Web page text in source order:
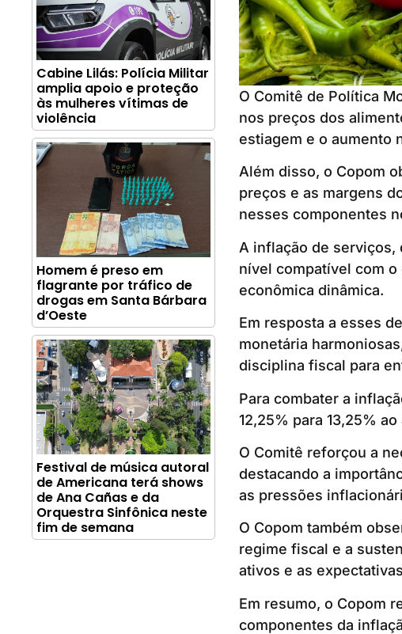
Cabine Lilás: Polícia Militar
amplia apoio e proteção
às mulheres vítimas de
violência
Homem é preso em
flagrante por tráfico de
drogas em Santa Bárbara
d’Oeste
Festival de música autoral
de Americana terá shows
de Ana Cañas e da
Orquestra Sinfônica neste
fim de semana
O Comitê de Política
nos preços dos
estiagem e o aumento
Além disso, o Copom
preços e as margens
nesses componentes
A inflação de serviços,
nível compatível com
econômica dinâmica.
Em resposta a esses
monetária
disciplina fiscal para
Para combater a
12,25% para 13,25% ao
O Comitê reforçou a
destacando a
as pressões
O Copom também
regime fiscal e a
ativos e as
Em resumo, o Copom
componentes da